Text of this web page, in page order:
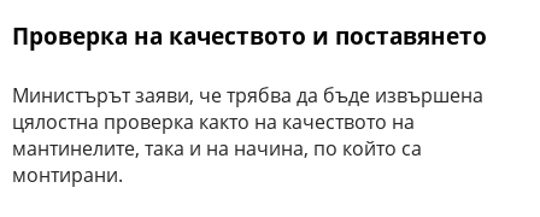
Проверка на качеството и поставянето
Министърът заяви, че трябва да бъде извършена
цялостна проверка както на качеството на
мантинелите, така и на начина, по който са
монтирани.